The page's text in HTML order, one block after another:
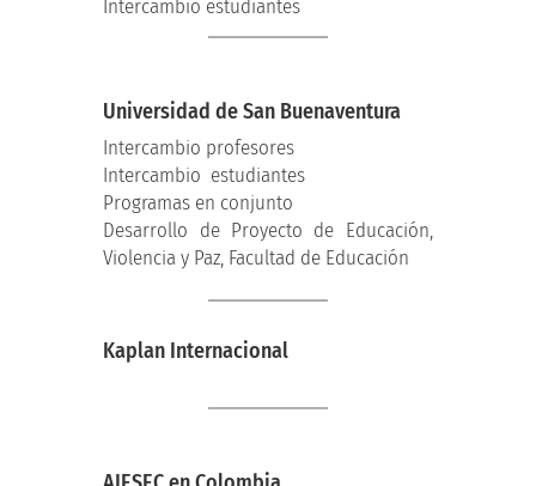
Intercambio estudiantes
Universidad de San Buenaventura
Intercambio profesores
Intercambio estudiantes
Programas en conjunto
Desarrollo de Proyecto de Educación,
Violencia y Paz, Facultad de Educación
Kaplan Internacional